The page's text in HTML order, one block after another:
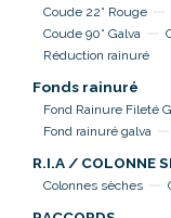
Coude 22° Rouge
Coude 90° Galva
Réduction rainuré
Fonds rainuré
Fond Rainure Fileté
Fond rainuré galva
R.I.A / COLONNE
Colonnes sèches